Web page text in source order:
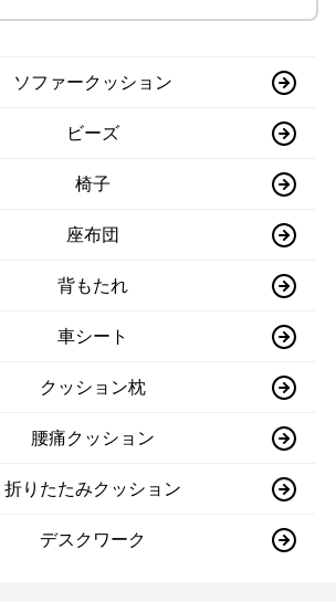
ソファークッション
ビーズ
椅子
座布団
背もたれ
車シート
クッション枕
腰痛クッション
折りたたみクッション
デスクワーク